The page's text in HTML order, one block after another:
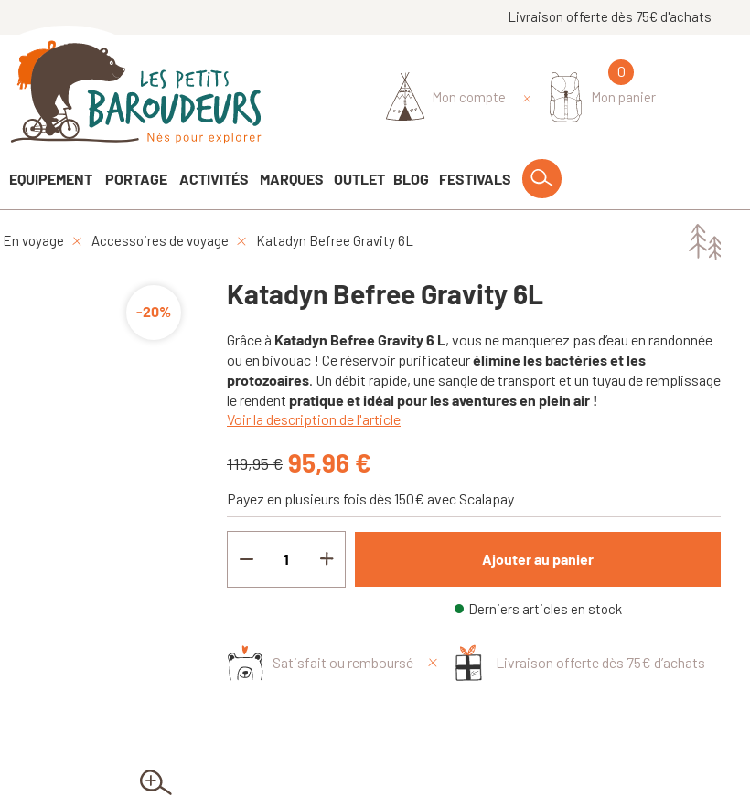
Livraison offerte dès 75€ d'achats
Mon compte Mon panier
0
EQUIPEMENT PORTAGE ACTIVITÉS MARQUES OUTLET BLOG FESTIVALS
En voyage Accessoires de voyage Katadyn Befree Gravity 6L
-20%
Katadyn Befree Gravity 6L
Grâce à Katadyn Befree Gravity 6 L, vous ne manquerez pas d’eau en randonnée
ou en bivouac ! Ce réservoir purificateurélimine les bactéries et les
protozoaires. Un débit rapide, une sangle de transport et un tuyau de remplissage
le rendent pratique et idéal pour les aventures en plein air !
Voir la description de l'article
119,95 € 95,96 €
Payez en plusieurs fois dès 150€ avec Scalapay
Ajouter au panier
Derniers articles en stock
Satisfait ou remboursé Livraison offerte dès 75€ d’achats